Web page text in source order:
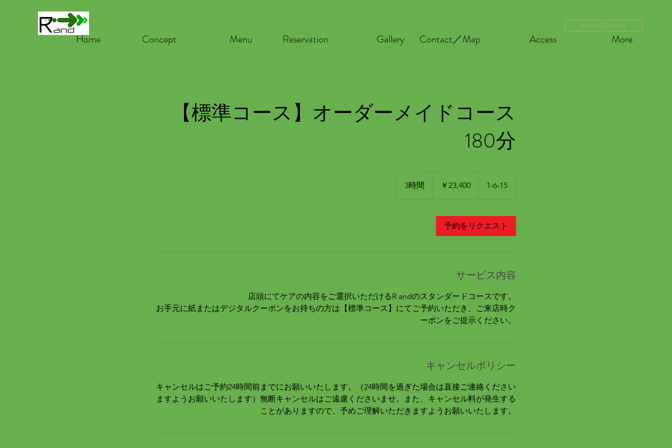
Home Concept Menu Reservation Gallery Contact／Map Access More
【標準コース】オーダーメイドコース
180分
3時間 ￥23,400 1-6-15
予約をリクエスト
サービス内容
店頭にてケアの内容をご選択いただけるR andのスタンダードコースです。
お手元に紙またはデジタルクーポンをお持ちの方は【標準コース】にてご予約いただき、ご来店時ク
ーポンをご提示ください。
キャンセルポリシー
キャンセルはご予約24時間前までにお願いいたします。（24時間を過ぎた場合は直接ご連絡ください
ますようお願いいたします）無断キャンセルはご遠慮くださいませ。また、キャンセル料が発生する
ことがありますので、予めご理解いただきますようお願いいたします。
Book Online